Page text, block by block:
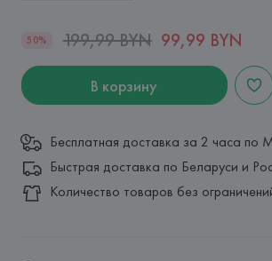
50% 199,99 BYN 99,99 BYN
В корзину
Бесплатная доставка за 2 часа по
Быстрая доставка по Беларуси и
Количество товаров без